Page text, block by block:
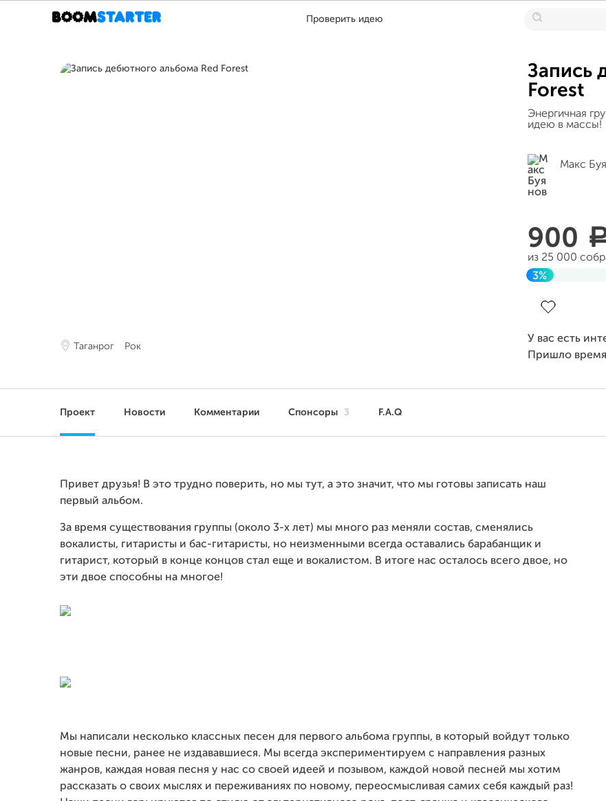
Проверить идею
Таганрог Рок
Запись
Forest
Энергичная
идею в массы!
Макс
900
из 25 000
3%
У вас есть
Пришло время
Проект Новости Комментарии Спонсоры 3 F.A.Q
Привет друзья! В это трудно поверить, но мы тут, а это значит, что мы готовы записать наш
первый альбом.
За время существования группы (около 3-х лет) мы много раз меняли состав, сменялись
вокалисты, гитаристы и бас-гитаристы, но неизменными всегда оставались барабанщик и
гитарист, который в конце концов стал еще и вокалистом. В итоге нас осталось всего двое, но
эти двое способны на многое!
Мы написали несколько классных песен для первого альбома группы, в который войдут только
новые песни, ранее не издававшиеся. Мы всегда экспериментируем с направления разных
жанров, каждая новая песня у нас со своей идеей и позывом, каждой новой песней мы хотим
рассказать о своих мыслях и переживаниях по новому, переосмысливая самих себя каждый раз!